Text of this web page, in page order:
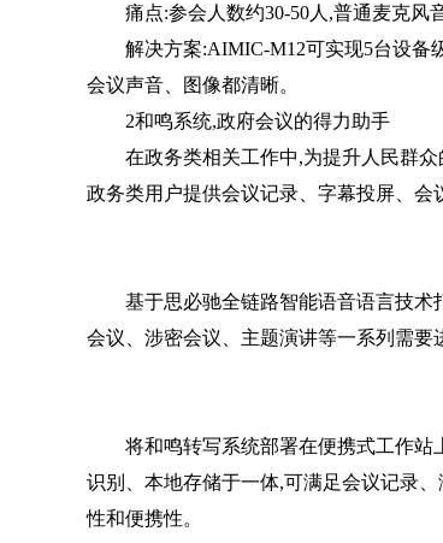
痛点:参会人数约30-50人,普通麦克风音
解决方案:AIMIC-M12可实现5台设备级
会议声音、图像都清晰。
2和鸣系统,政府会议的得力助手
在政务类相关工作中,为提升人民群众
政务类用户提供会议记录、字幕投屏、会
基于思必驰全链路智能语音语言技术
会议、涉密会议、主题演讲等一系列需要
将和鸣转写系统部署在便携式工作站
识别、本地存储于一体,可满足会议记录
性和便携性。